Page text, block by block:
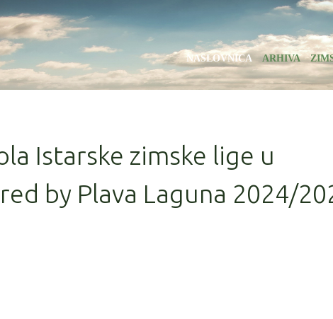
NASLOVNICA ARHIVA
Istarske zimske lige u
by Plava Laguna 2024/